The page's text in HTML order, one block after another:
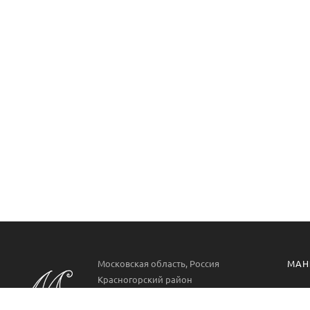
Московская область, Россия
Красногорский район